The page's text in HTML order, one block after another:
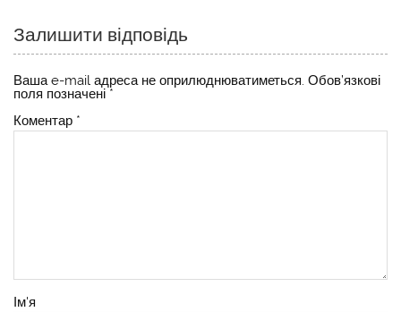
Залишити відповідь
Ваша e-mail адреса не оприлюднюватиметься. Обов’язкові
поля позначені *
Коментар *
Ім'я